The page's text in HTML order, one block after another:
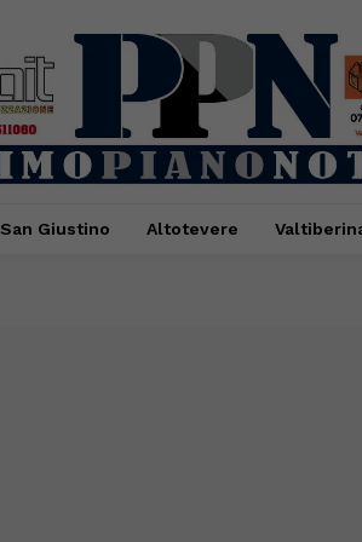
San Giustino Altotevere